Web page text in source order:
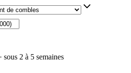
sous 2 à 5 semaines